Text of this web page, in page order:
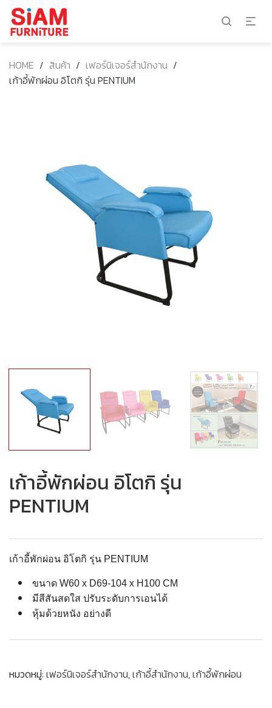
HOME / สินค้า / เฟอร์นิเจอร์สำนักงาน /
เก้าอี้พักผ่อน อิโตกิ รุ่น PENTIUM
เก้าอี้พักผ่อน อิโตกิ รุ่น
PENTIUM
เก้าอี้พักผ่อน อิโตกิ รุ่น PENTIUM
ขนาด W60 x D69-104 x H100 CM
มีสีสันสดใส ปรับระดับการเอนได้
หุ้มด้วยหนัง อย่างดี
หมวดหมู่: เฟอร์นิเจอร์สำนักงาน,เก้าอี้สำนักงาน,เก้าอี้พักผ่อน